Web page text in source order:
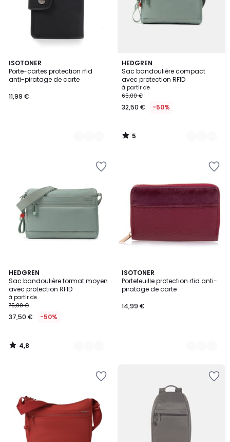
ISOTONER
Porte-cartes protection rfid
anti-piratage de carte
11,99 €
2
Couleurs
HEDGREN
Sac bandoulière compact
avec protection RFID
à partir de
65,00 €
32,50 € -50%
5
/
5
5
Couleurs
5
/
HEDGREN
Sac bandoulière format moyen
avec protection RFID
à partir de
75,00 €
37,50 € -50%
4,8
/ 5
6
Couleurs
4,8
/
ISOTONER
Portefeuille protection rfid anti-
piratage de carte
14,99 €
2
Couleurs